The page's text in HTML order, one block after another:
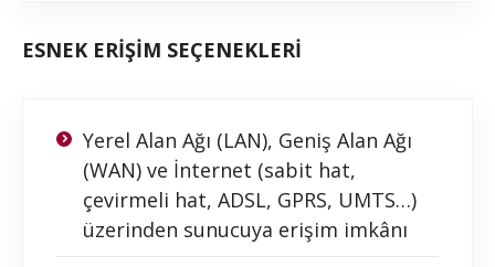
ESNEK ERİŞİM SEÇENEKLERİ
Yerel Alan Ağı (LAN), Geniş Alan Ağı
(WAN) ve İnternet (sabit hat,
çevirmeli hat, ADSL, GPRS, UMTS…)
üzerinden sunucuya erişim imkânı